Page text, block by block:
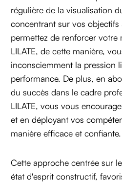
régulière de la visualisation
concentrant sur vos objectifs
permettez de renforcer votre
LILATE, de cette manière,
inconsciemment la pression
performance. De plus, en
du succès dans le cadre
LILATE, vous vous
et en déployant vos
manière efficace et confiante.
Cette approche centrée sur
état d'esprit constructif,